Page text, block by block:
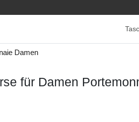
Damen
für Damen